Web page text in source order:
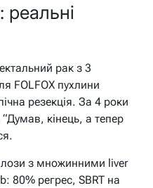
реальні
рак з 3
FOLFOX пухлини
резекція. За 4 роки
кінець, а тепер
з множинними liver
80% регрес, SBRT на